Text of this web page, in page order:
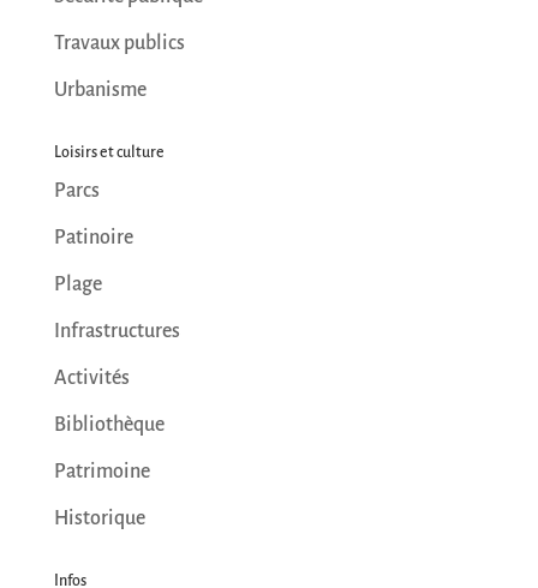
Travaux publics
Urbanisme
Loisirs et culture
Parcs
Patinoire
Plage
Infrastructures
Activités
Bibliothèque
Patrimoine
Historique
Infos